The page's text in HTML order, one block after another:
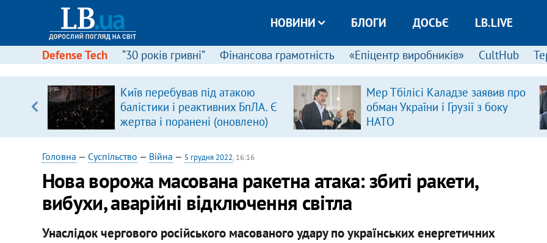
НОВИНИ БЛОГИ ДОСЬЄ LB.LIVE
Defense Tech “30 років гривні” Фінансова грамотність «Епіцентр виробників» CultHub
Київ перебував під атакою
балістики і реактивних БпЛА. Є
жертва і поранені (оновлено)
Мер Тбілісі Каладзе заявив про
обман України і Грузії з боку
НАТО
Головна — Суспільство — Війна — 5 грудня 2022, 16:16
Нова ворожа масована ракетна атака: збиті ракети,
вибухи, аварійні відключення світла
Унаслідок чергового російського масованого удару по українських енергетичних